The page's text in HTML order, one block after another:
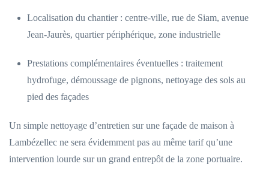
Localisation du chantier : centre-ville, rue de Siam, avenue
Jean-Jaurès, quartier périphérique, zone industrielle
Prestations complémentaires éventuelles : traitement
hydrofuge, démoussage de pignons, nettoyage des sols au
pied des façades
Un simple nettoyage d’entretien sur une façade de maison à
Lambézellec ne sera évidemment pas au même tarif qu’une
intervention lourde sur un grand entrepôt de la zone portuaire.